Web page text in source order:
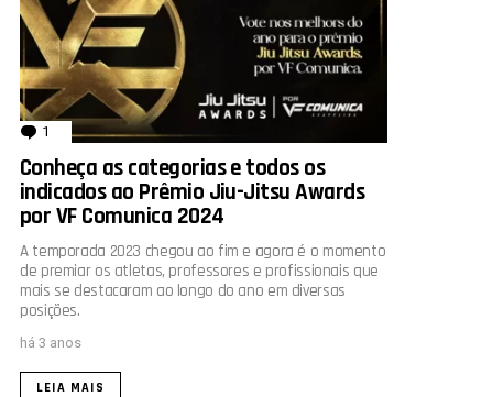
1 comentário
Conheça as categorias e todos os
indicados ao Prêmio Jiu-Jitsu Awards
por VF Comunica 2024
A temporada 2023 chegou ao fim e agora é o momento
de premiar os atletas, professores e profissionais que
mais se destacaram ao longo do ano em diversas
posições.
há 3 anos
LEIA MAIS